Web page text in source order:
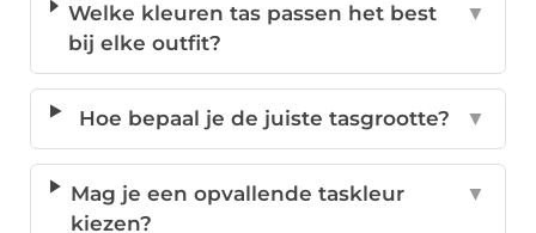
Welke kleuren tas passen het best
bij elke outfit?
▼
Hoe bepaal je de juiste tasgrootte? ▼
Mag je een opvallende taskleur
kiezen?
▼